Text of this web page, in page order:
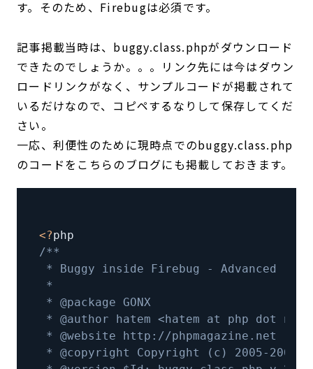
す。そのため、Firebugは必須です。
記事掲載当時は、buggy.class.phpがダウンロード
できたのでしょうか。。。リンク先には今はダウン
ロードリンクがなく、サンプルコードが掲載されて
いるだけなので、コピペするなりして保存してくだ
さい。
一応、利便性のために現時点でのbuggy.class.php
のコードをこちらのブログにも掲載しておきます。
<?